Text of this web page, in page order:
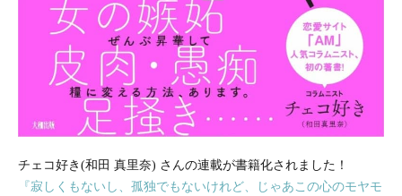
チェコ好き(和田 真里奈) さんの連載が書籍化されました！
『寂しくもないし、孤独でもないけれど、じゃあこの心のモヤモ